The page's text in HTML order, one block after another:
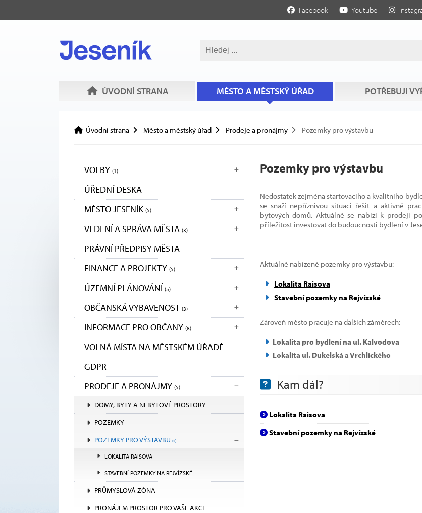
Facebook Youtube
ÚVODNÍ STRANA MĚSTO A MĚSTSKÝ ÚŘAD POTŘEBUJI
Úvodní strana Město a městský úřad Prodeje a pronájmy Pozemky pro výstavbu
VOLBY (1)
ÚŘEDNÍ DESKA
MĚSTO JESENÍK (5)
VEDENÍ A SPRÁVA MĚSTA (3)
PRÁVNÍ PŘEDPISY MĚSTA
FINANCE A PROJEKTY (5)
ÚZEMNÍ PLÁNOVÁNÍ (5)
OBČANSKÁ VYBAVENOST (3)
INFORMACE PRO OBČANY (8)
VOLNÁ MÍSTA NA MĚSTSKÉM ÚŘADĚ
GDPR
PRODEJE A PRONÁJMY (5)
DOMY, BYTY A NEBYTOVÉ PROSTORY
POZEMKY
POZEMKY PRO VÝSTAVBU (2)
LOKALITA RAISOVA
STAVEBNÍ POZEMKY NA REJVÍZSKÉ
PRŮMYSLOVÁ ZÓNA
PRONÁJEM PROSTOR PRO VAŠE AKCE
Pozemky pro výstavbu
Nedostatek zejména startovacího a kvalitního
se snaží nepříznivou situaci řešit a aktivně
bytových domů. Aktuálně se nabízí k prodeji
příležitost investovat do budoucnosti bydlení v
Aktuálně nabízené pozemky pro výstavbu:
Lokalita Raisova
Stavební pozemky na Rejvízské
Zároveň město pracuje na dalších záměrech:
Lokalita pro bydlení na ul. Kalvodova
Lokalita ul. Dukelská a Vrchlického
Kam dál?
Lokalita Raisova
Stavební pozemky na Rejvízské